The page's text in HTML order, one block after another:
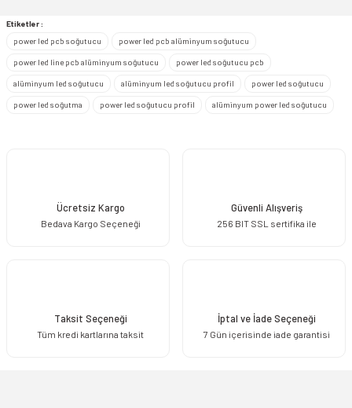
Ürün bilgilerinde hatalar bulunuyor.
Etiketler :
power led pcb soğutucu
power led pcb alüminyum soğutucu
power led line pcb alüminyum soğutucu power led soğutucu pcb
alüminyum led soğutucu alüminyum led soğutucu profil power led soğutucu
power led soğutma power led soğutucu profil alüminyum power led soğutucu
Ücretsiz Kargo
Bedava Kargo Seçeneği
Güvenli Alışveriş
256 BIT SSL sertifika ile
Taksit Seçeneği
Tüm kredi kartlarına taksit
İptal ve İade Seçeneği
7 Gün içerisinde iade garantisi